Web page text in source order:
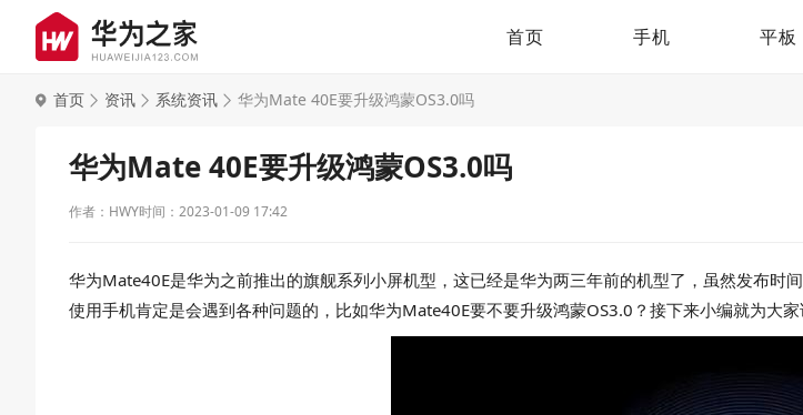
首页 手机 平板
首页 资讯 系统资讯 华为Mate 40E要升级鸿蒙OS3.0吗
华为Mate 40E要升级鸿蒙OS3.0吗
作者：HWY时间：2023-01-09 17:42
华为Mate40E是华为之前推出的旗舰系列小屏机型，这已经是华为两三年前的机型了，虽然发布
使用手机肯定是会遇到各种问题的，比如华为Mate40E要不要升级鸿蒙OS3.0？接下来小编就为大家